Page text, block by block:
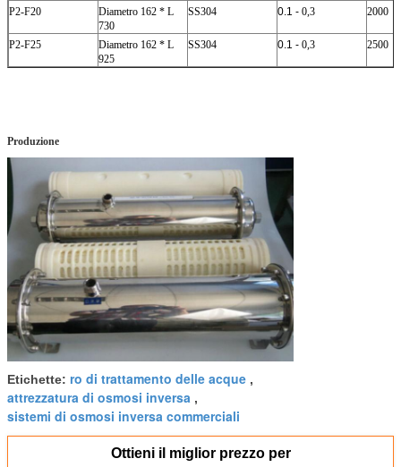
P2-F20
Diametro 162 * L
730
SS304 0.1 - 0,3 2000
P2-F25
Diametro 162 * L
925
SS304 0.1 - 0,3 2500
Produzione
Etichette: ro di trattamento delle acque ,
attrezzatura di osmosi inversa ,
sistemi di osmosi inversa commerciali
Ottieni il miglior prezzo per